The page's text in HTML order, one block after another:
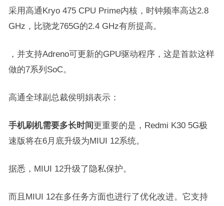
采用高通Kryo 475 CPU Prime内核，时钟频率高达2.8
GHz，比骁龙765G的2.4 GHz有所提高。
，并支持Adreno可更新的GPU驱动程序，这是首款这样
做的7系列SoC。
高通全球副总裁侯明娟表示：
手机刷机需要多长时间更重要的是，Redmi K30 5G极
速版将在6月底升级为MIUI 12系统。
据悉，MIUI 12升级了隐私保护。
而且MIUI 12在多任务方面也进行了优化改进。它支持